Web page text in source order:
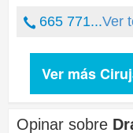
665 771...Ver
Ver más
Opinar sobre